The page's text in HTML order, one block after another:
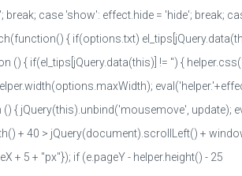
break; case 'show': effect.hide = 'hide'; break;
{ if(options.txt)
() { if(el_tips[jQuery.data(this)] != '') {
{ jQuery(this).unbind('mousemove', update);
+ 40 > jQuery(document).scrollLeft() +
+ 5 + "px"}); if (e.pageY - helper.height() - 25